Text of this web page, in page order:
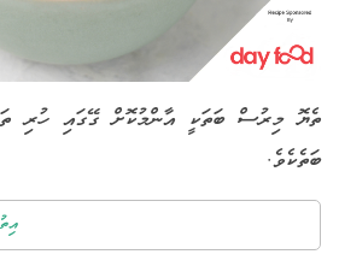
ތެޔޮ މިރުސް ބަތަކީ އާންމުކޮށް ގޭގައި ހުރި
ބަތެކެވެ.